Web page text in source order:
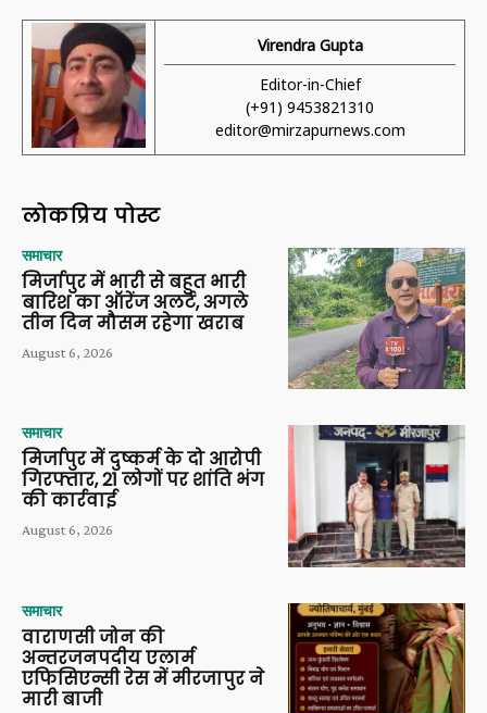
Virendra Gupta
Editor-in-Chief
(+91) 9453821310
editor@mirzapurnews.com
लोकप्रिय पोस्ट
समाचार
मिर्जापुर में भारी से बहुत भारी
बारिश का ऑरेंज अलर्ट, अगले
तीन दिन मौसम रहेगा खराब
August 6, 2026
समाचार
मिर्जापुर में दुष्कर्म के दो आरोपी
गिरफ्तार, 21 लोगों पर शांति भंग
की कार्रवाई
August 6, 2026
समाचार
वाराणसी जोन की
अन्तरजनपदीय एलार्म
एफिसिएन्सी रेस में मीरजापुर ने
मारी बाजी